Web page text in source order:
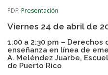
PDF: Presentación
Viernes 24 de abril de
1:00 a 2:30 pm – Derechos
enseñanza en línea de
A. Meléndez Juarbe,
de Puerto Rico